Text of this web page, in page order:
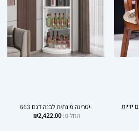
ידיות
ויטרינה פינתית לבנה דגם 663
החל מ:
₪2,422.00